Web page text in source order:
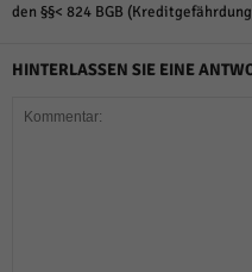
den §§< 824 BGB
HINTERLASSEN SIE EINE